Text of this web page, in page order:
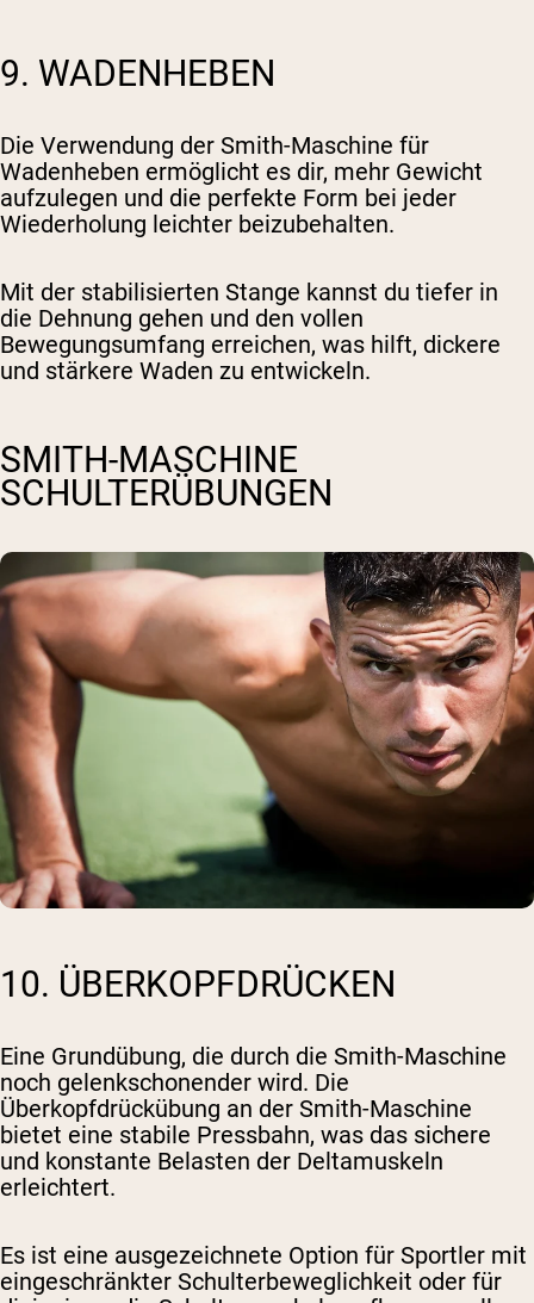
9. WADENHEBEN
Die Verwendung der Smith-Maschine für
Wadenheben ermöglicht es dir, mehr Gewicht
aufzulegen und die perfekte Form bei jeder
Wiederholung leichter beizubehalten.
Mit der stabilisierten Stange kannst du tiefer in
die Dehnung gehen und den vollen
Bewegungsumfang erreichen, was hilft, dickere
und stärkere Waden zu entwickeln.
SMITH-MASCHINE
SCHULTERÜBUNGEN
10. ÜBERKOPFDRÜCKEN
Eine Grundübung, die durch die Smith-Maschine
noch gelenkschonender wird. Die
Überkopfdrückübung an der Smith-Maschine
bietet eine stabile Pressbahn, was das sichere
und konstante Belasten der Deltamuskeln
erleichtert.
Es ist eine ausgezeichnete Option für Sportler mit
eingeschränkter Schulterbeweglichkeit oder für